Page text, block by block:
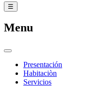
☰
Menu
Presentación
Habitaciòn
Servicios